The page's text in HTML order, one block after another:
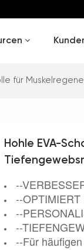
für
Hohle EVA-
--
--
--
--
--Für